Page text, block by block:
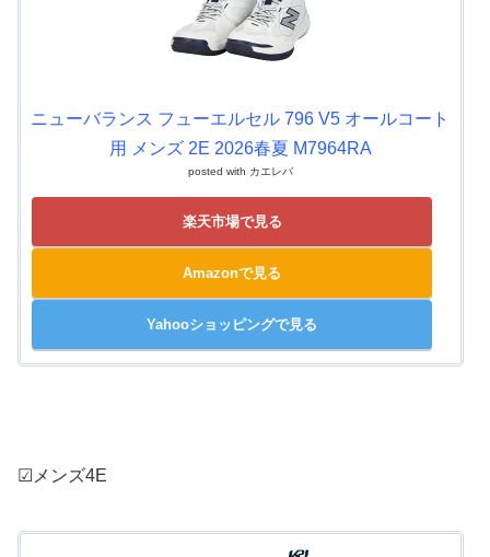
ニューバランス フューエルセル 796 V5 オールコート
用 メンズ 2E 2026春夏 M7964RA
posted with カエレバ
楽天市場で見る
Amazonで見る
Yahooショッピングで見る
☑メンズ4E